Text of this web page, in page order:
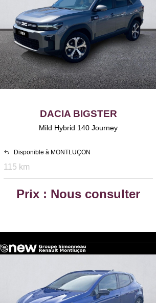
DACIA BIGSTER
Mild Hybrid 140 Journey
Disponible à MONTLUÇON
115 km
Prix : Nous consulter